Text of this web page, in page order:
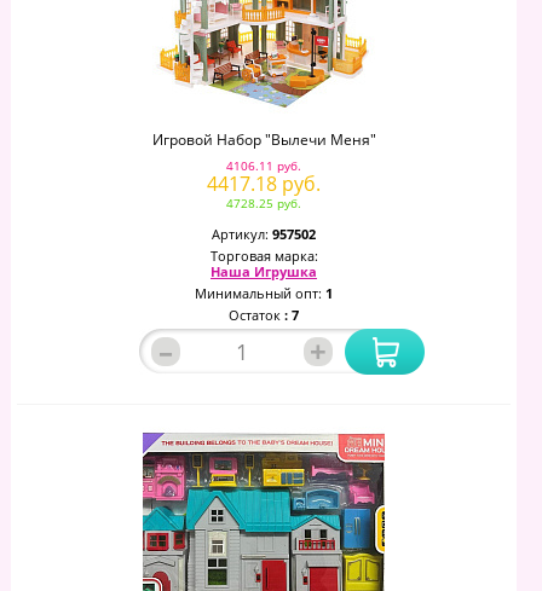
Игровой Набор "Вылечи Меня"
4106.11 руб.
4417.18 руб.
4728.25 руб.
Артикул: 957502
Торговая марка:
Наша Игрушка
Минимальный опт: 1
Остаток : 7
– +